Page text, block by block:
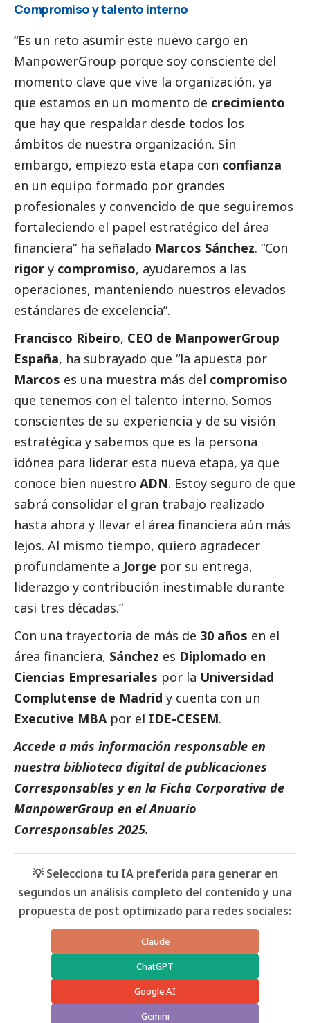
Compromiso y talento interno
“Es un reto asumir este nuevo cargo en
ManpowerGroup porque soy consciente del
momento clave que vive la organización, ya
que estamos en un momento de crecimiento
que hay que respaldar desde todos los
ámbitos de nuestra organización. Sin
embargo, empiezo esta etapa con confianza
en un equipo formado por grandes
profesionales y convencido de que seguiremos
fortaleciendo el papel estratégico del área
financiera” ha señalado Marcos Sánchez. “Con
rigor y compromiso, ayudaremos a las
operaciones, manteniendo nuestros elevados
estándares de excelencia”.
Francisco Ribeiro, CEO de ManpowerGroup
España, ha subrayado que “la apuesta por
Marcos es una muestra más del compromiso
que tenemos con el talento interno. Somos
conscientes de su experiencia y de su visión
estratégica y sabemos que es la persona
idónea para liderar esta nueva etapa, ya que
conoce bien nuestro ADN. Estoy seguro de que
sabrá consolidar el gran trabajo realizado
hasta ahora y llevar el área financiera aún más
lejos. Al mismo tiempo, quiero agradecer
profundamente a Jorge por su entrega,
liderazgo y contribución inestimable durante
casi tres décadas.”
Con una trayectoria de más de 30 años en el
área financiera, Sánchez es Diplomado en
Ciencias Empresariales por la Universidad
Complutense de Madrid y cuenta con un
Executive MBA por el IDE-CESEM.
Accede a más información responsable en
nuestra biblioteca digital de publicaciones
Corresponsables y en la Ficha Corporativa de
ManpowerGroup en elAnuario
Corresponsables 2025.
💡 Selecciona tu IA preferida para generar en
segundos un análisis completo del contenido y una
propuesta de post optimizado para redes sociales:
Claude
ChatGPT
Google AI
Gemini